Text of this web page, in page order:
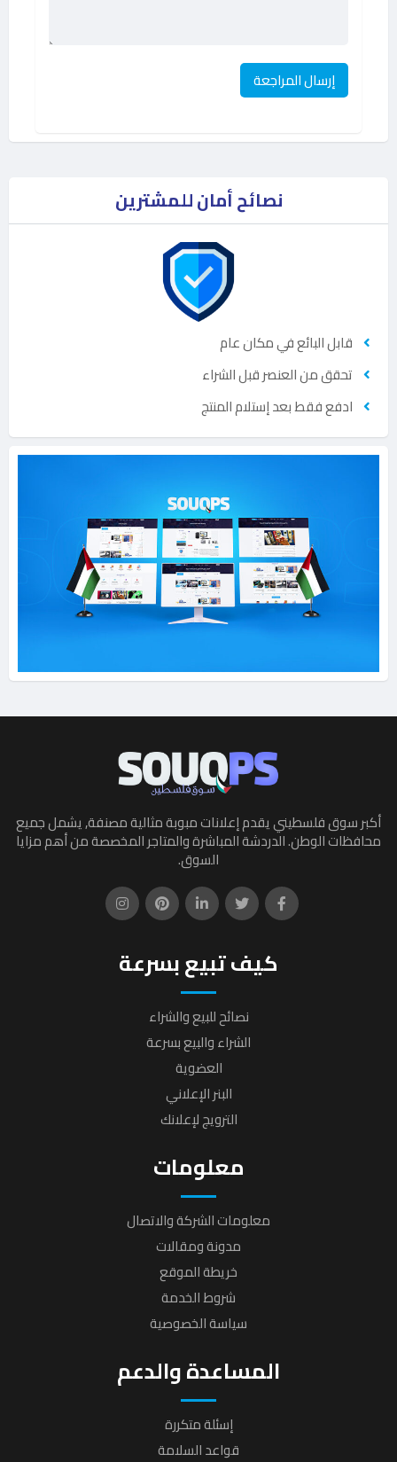
نصائح أمان للمشترين
قابل البائع في مكان عام
تحقق من العنصر قبل الشراء
ادفع فقط بعد إستلام المنتج
أكبر سوق فلسطيني يقدم إعلانات مبوبة مثالية مصنفة, يشمل جميع
محافظات الوطن. الدردشة المباشرة والمتاجر المخصصة من أهم مزايا
السوق.
كيف تبيع بسرعة
نصائح للبيع والشراء
الشراء والبيع بسرعة
العضوية
البنر الإعلاني
الترويج لإعلانك
معلومات
معلومات الشركة والاتصال
مدونة ومقالات
خريطة الموقع
شروط الخدمة
سياسة الخصوصية
المساعدة والدعم
إسئلة متكررة
قواعد السلامة